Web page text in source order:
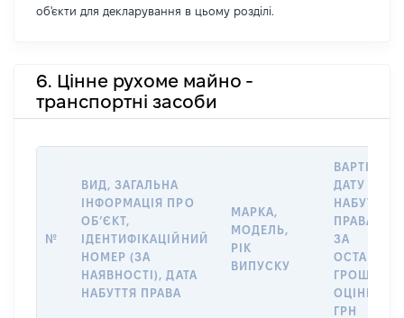
об'єкти для декларування в цьому розділі.
6. Цінне рухоме майно -
транспортні засоби
№
ВИД, ЗАГАЛЬНА
ІНФОРМАЦІЯ ПРО
ОБʼЄКТ,
ІДЕНТИФІКАЦІЙНИЙ
НОМЕР (ЗА
НАЯВНОСТІ), ДАТА
НАБУТТЯ ПРАВА
МАРКА,
МОДЕЛЬ,
РІК
ВИПУСКУ
ВАРТІСТЬ
ДАТУ
НАБУТТЯ
ПРАВА АБО
ЗА
ОЦІНКОЮ,
ГРН